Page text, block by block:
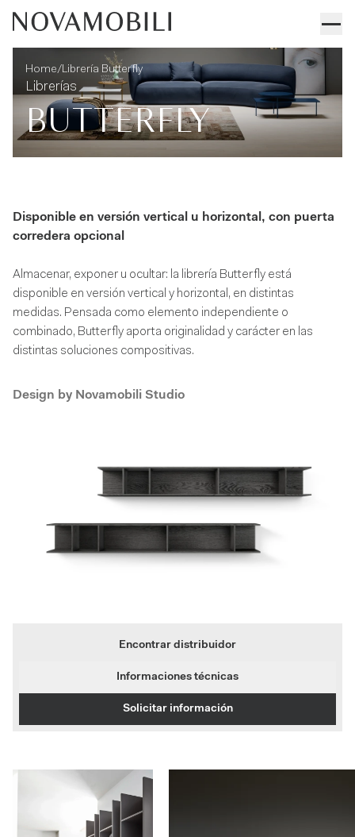
Librería Butterfly
Home/Librería Butterfly
Librerías
BUTTERFLY
Disponible en versión vertical u horizontal, con puerta
corredera opcional
Almacenar, exponer u ocultar: la librería Butterfly está
disponible en versión vertical y horizontal, en distintas
medidas. Pensada como elemento independiente o
combinado, Butterfly aporta originalidad y carácter en las
distintas soluciones compositivas.
Design by Novamobili Studio
Encontrar distribuidor
Informaciones técnicas
Solicitar información